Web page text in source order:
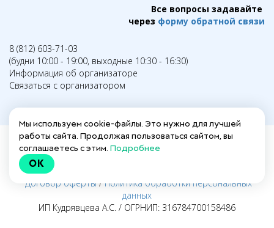
Все вопросы задавайте
через форму обратной связи
8 (812) 603-71-03
(будни 10:00 - 19:00, выходные 10:30 - 16:30)
Информация об организаторе
Связаться с организатором
Заполнить анкету для действующих гидов →
Договор оферты / Политика обработки персональных
данных
ИП Кудрявцева А.С. / ОГРНИП: 316784700158486
Мы используем cookie-файлы. Это нужно для лучшей
работы сайта. Продолжая пользоваться сайтом, вы
соглашаетесь с этим. Подробнее
OK